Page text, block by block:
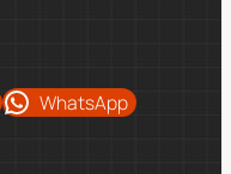
WhatsApp